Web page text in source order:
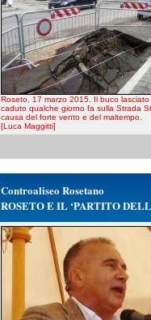
Roseto, 17 marzo 2015. Il buco
caduto qualche giorno fa sulla Strada
causa del forte vento e del maltempo.
[Luca Maggitti]
Controaliseo Rosetano
ROSETO E IL ‘PARTITO